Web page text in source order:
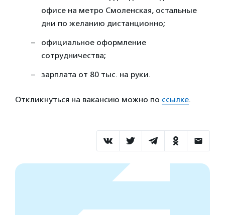
офисе на метро Смоленская, остальные
дни по желанию дистанционно;
официальное оформление
сотрудничества;
зарплата от 80 тыс. на руки.
Откликнуться на вакансию можно по ссылке.